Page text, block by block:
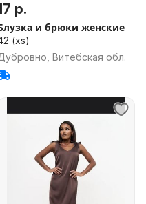
р.
и брюки женские
(xs)
Витебская обл.